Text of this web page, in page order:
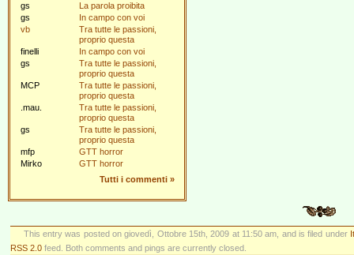
gs
La parola proibita
gs
In campo con voi
vb
Tra tutte le passioni,
proprio questa
finelli
In campo con voi
gs
Tra tutte le passioni,
proprio questa
MCP
Tra tutte le passioni,
proprio questa
.mau.
Tra tutte le passioni,
proprio questa
gs
Tra tutte le passioni,
proprio questa
mfp
GTT horror
Mirko
GTT horror
Tutti i commenti »
This entry was posted on giovedì, Ottobre 15th, 2009 at 11:50 am, and is filed under
RSS 2.0 feed. Both comments and pings are currently closed.